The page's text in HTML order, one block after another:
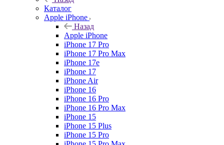
Каталог
Apple iPhone
Назад
Apple iPhone
iPhone 17 Pro
iPhone 17 Pro Max
iPhone 17e
iPhone 17
iPhone Air
iPhone 16
iPhone 16 Pro
iPhone 16 Pro Max
iPhone 15
iPhone 15 Plus
iPhone 15 Pro